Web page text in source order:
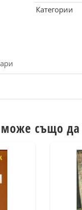
Категории
също да